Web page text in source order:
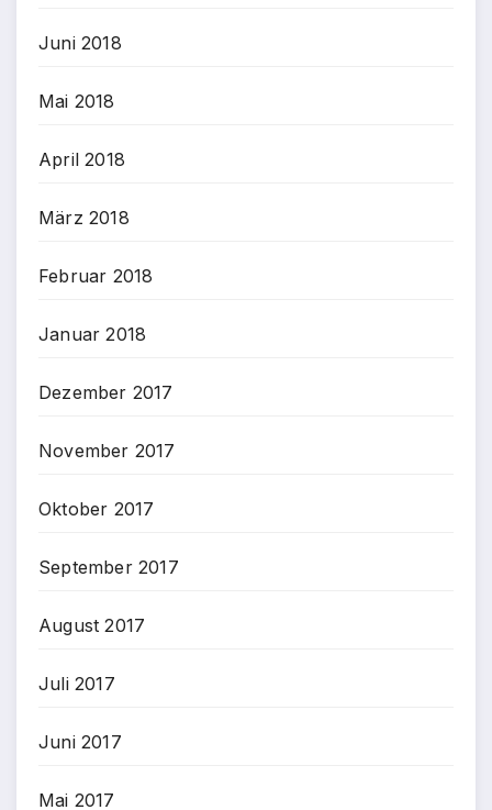
Juni 2018
Mai 2018
April 2018
März 2018
Februar 2018
Januar 2018
Dezember 2017
November 2017
Oktober 2017
September 2017
August 2017
Juli 2017
Juni 2017
Mai 2017